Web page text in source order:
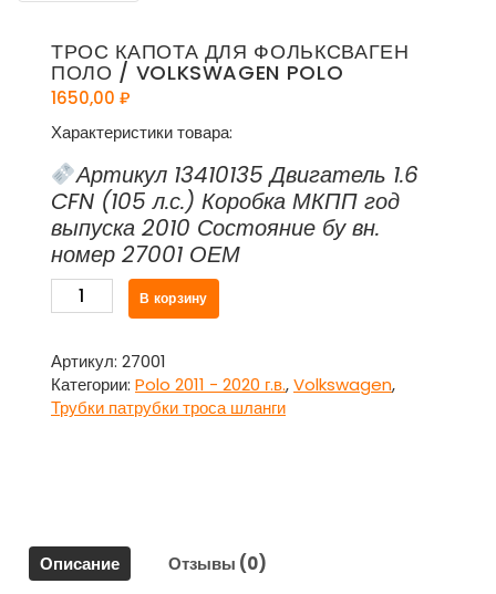
ТРОС КАПОТА ДЛЯ ФОЛЬКСВАГЕН
ПОЛО / VOLKSWAGEN POLO
1650,00 ₽
Характеристики товара:
Артикул 13410135 Двигатель 1.6
CFN (105 л.с.) Коробка МКПП год
выпуска 2010 Состояние бу вн.
номер 27001 ОЕМ
Количество
товара
капота
для
Фольксваген
В корзину
Артикул: 27001
Категории: Polo 2011 - 2020 г.в.,Volkswagen,
Трубки патрубки троса шланги
Описание Отзывы (0)